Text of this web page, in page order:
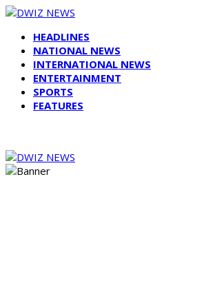
HEADLINES
NATIONAL NEWS
INTERNATIONAL NEWS
ENTERTAINMENT
SPORTS
FEATURES